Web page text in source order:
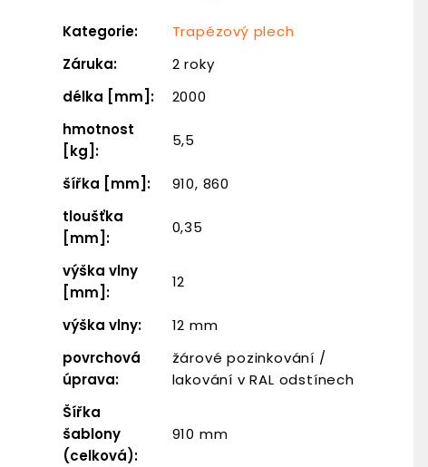
Kategorie:
Trapézový plech
Záruka:
2 roky
délka [mm] :
2000
hmotnost
[kg] :
5,5
šířka [mm] :
910, 860
tloušťka
[mm] :
0,35
výška vlny
[mm] :
12
výška vlny:
12 mm
povrchová
úprava:
žárové pozinkování /
lakování v RAL odstínech
Šířka
šablony
(celková):
910 mm